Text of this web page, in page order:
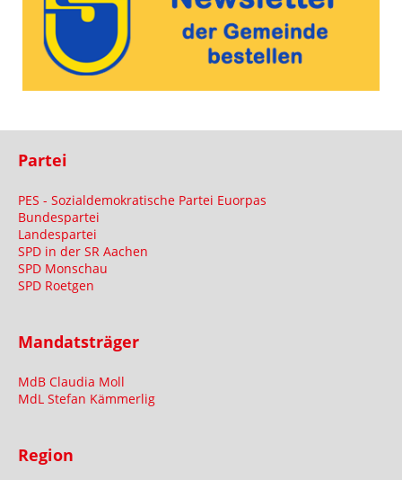
Partei
PES - Sozialdemokratische Partei Euorpas
Bundespartei
Landespartei
SPD in der SR Aachen
SPD Monschau
SPD Roetgen
Mandatsträger
MdB Claudia Moll
MdL Stefan Kämmerlig
Region